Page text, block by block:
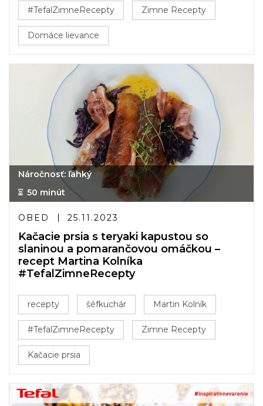
#TefalZimneRecepty Zimne Recepty
Domáce lievance
Náročnosť: ľahký
50 minút
OBED 25.11.2023
Kačacie prsia s teryaki kapustou so
slaninou a pomarančovou omáčkou –
recept Martina Kolníka
#TefalZimneRecepty
recepty šéfkuchár Martin Kolník
#TefalZimneRecepty Zimne Recepty
Kačacie prsia